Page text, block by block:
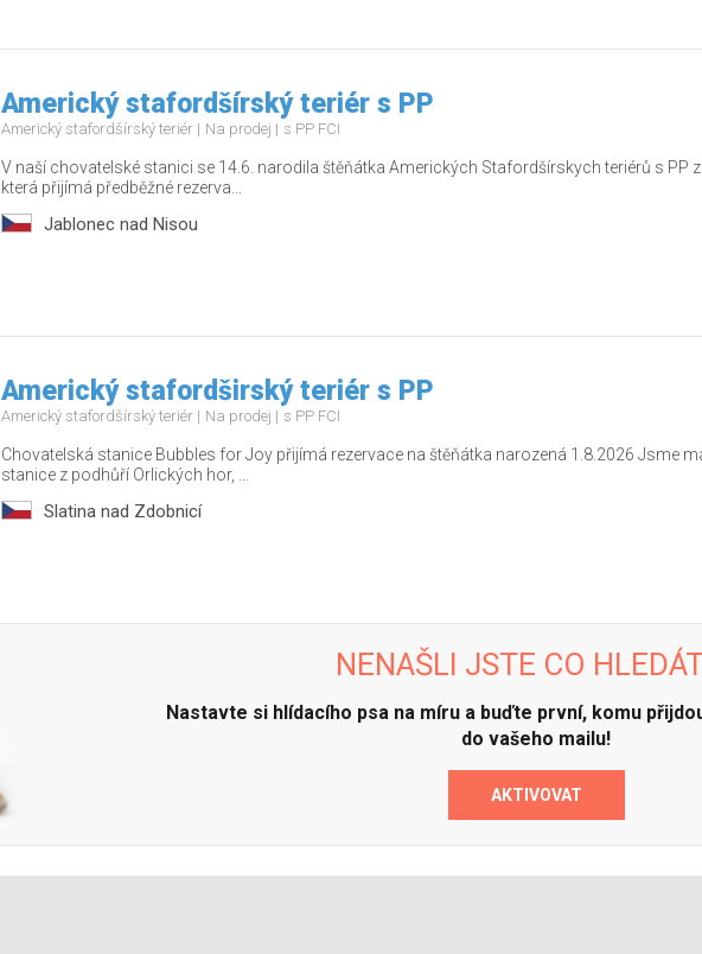
Americký stafordšírský teriér s PP
Americký stafordšírský teriér Na prodej s PP FCI
V naší chovatelské stanici se 14.6. narodila štěňátka Amerických Stafordšírskych teriérů s PP
která přijímá předběžné rezerva...
Jablonec nad Nisou
Americký stafordširský teriér s PP
Americký stafordšírský teriér Na prodej s PP FCI
Chovatelská stanice Bubbles for Joy přijímá rezervace na štěňátka narozená 1.8.2026 Jsme
stanice z podhůří Orlických hor, ...
Slatina nad Zdobnicí
NENAŠLI JSTE CO
Nastavte si hlídacího psa na míru a buďte první, komu
do vašeho mailu!
AKTIVOVAT